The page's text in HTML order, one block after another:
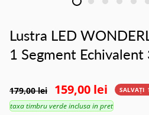
Lustra LED
1 Segment
179,00 lei 159,00 lei SALVAȚI
taxa timbru verde inclusa in pret